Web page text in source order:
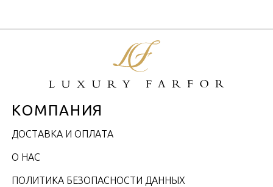
КОМПАНИЯ
ДОСТАВКА И ОПЛАТА
О НАС
ПОЛИТИКА БЕЗОПАСНОСТИ ДАННЫХ